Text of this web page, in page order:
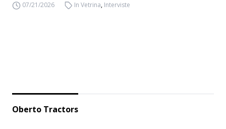
07/21/2026 In Vetrina, Interviste
Oberto Tractors